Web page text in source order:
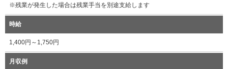
※残業が発生した場合は残業手当を別途支給します
時給
1,400円～1,750円
月収例